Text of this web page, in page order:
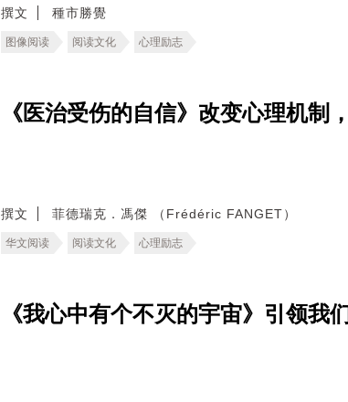
撰文 種市勝覺
图像阅读 阅读文化 心理励志
《医治受伤的自信》改变心理机制
撰文 菲德瑞克．馮傑 （Frédéric FANGET）
华文阅读 阅读文化 心理励志
《我心中有个不灭的宇宙》引领